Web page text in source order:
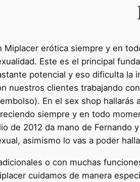
Miplacer erótica siempre y en
Este es el principal
potencial y eso dificulta la
nuestros clientes trabajando
En el sex shop
siempre y en todo
de 2012 da mano de Fernando
asimismo lo vas a poder
o con muchas
cuidamos de manera